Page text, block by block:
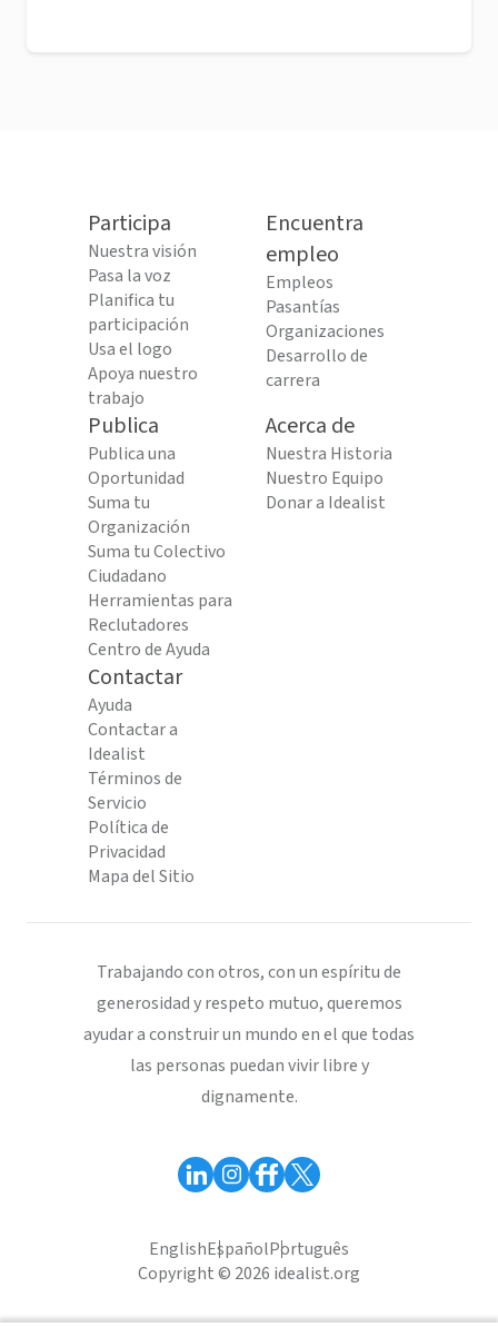
Participa
Nuestra visión
Pasa la voz
Planifica tu
participación
Usa el logo
Apoya nuestro
trabajo
Encuentra
empleo
Empleos
Pasantías
Organizaciones
Desarrollo de
carrera
Publica
Publica una
Oportunidad
Suma tu
Organización
Suma tu Colectivo
Ciudadano
Herramientas para
Reclutadores
Centro de Ayuda
Acerca de
Nuestra Historia
Nuestro Equipo
Donar a Idealist
Contactar
Ayuda
Contactar a
Idealist
Términos de
Servicio
Política de
Privacidad
Mapa del Sitio
Trabajando con otros, con un espíritu de
generosidad y respeto mutuo, queremos
ayudar a construir un mundo en el que todas
las personas puedan vivir libre y
dignamente.
EnglishEspañolPortuguês
Copyright © 2026 idealist.org